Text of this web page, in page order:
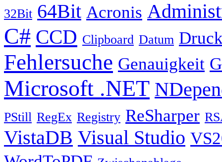
32Bit 64Bit Acronis
C# CCD Clipboard Datum
Fehlersuche Genauigkeit
Microsoft .NET
PStill RegEx Registry ReSharper
VistaDB Visual Studio